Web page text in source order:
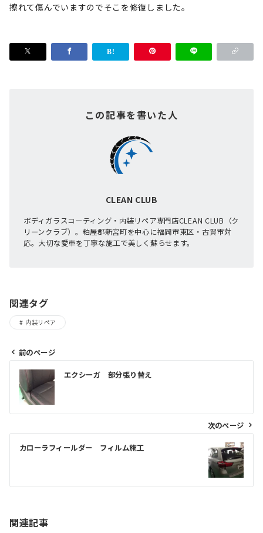
擦れて傷んでいますのでそこを修復しました。
この記事を書いた人
CLEAN CLUB
ボディガラスコーティング・内装リペア専門店CLEAN CLUB（ク
リーンクラブ）。粕屋郡新宮町を中心に福岡市東区・古賀市対
応。大切な愛車を丁寧な施工で美しく蘇らせます。
関連タグ
内装リペア
前のページ
エクシーガ 部分張り替え
次のページ
カローラフィールダー フィルム施工
関連記事